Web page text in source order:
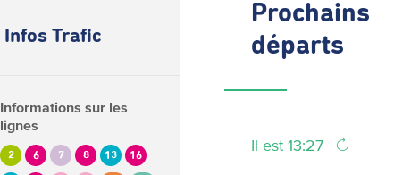
Infos Trafic
Informations sur les
lignes
2 6 7 8 13 16
Prochains
départs
Il est 13:27